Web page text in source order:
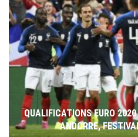
QUALIFICATIONS EURO
ANDORRE,